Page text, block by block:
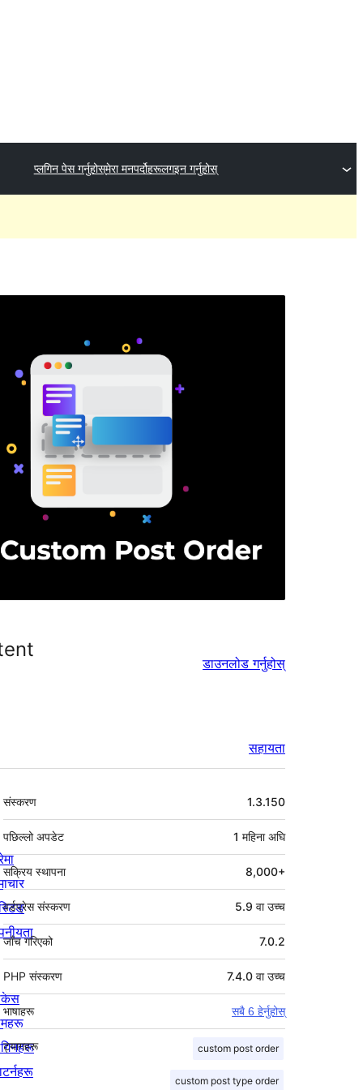
प्लगिन पेस गर्नुहोस्मेरा मनपर्दोहरूलगइन गर्नुहोस्
डाउनलोड गर्नुहोस्
सहायता
मेटा
संस्करण 1.3.150
पछिल्लो अपडेट 1 महिनाअघि
सक्रिय स्थापना 8,000+
वर्डप्रेस संस्करण 5.9 वा उच्च
जाँच गरिएको 7.0.2
PHP संस्करण 7.4.0 वा उच्च
भाषाहरू सबै 6 हेर्नुहोस्
ट्यागहरू custom post order
custom post type order